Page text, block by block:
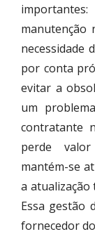
manutenção
necessidade
por conta
evitar a
um
contratante
perde
mantém-se
a atualização
Essa gestão
fornecedor